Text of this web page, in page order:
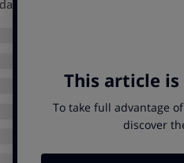
a inhibir la tos y los podemos
podremos expulsar las flemas
contraindicado en personas con
que nos conviene hacer